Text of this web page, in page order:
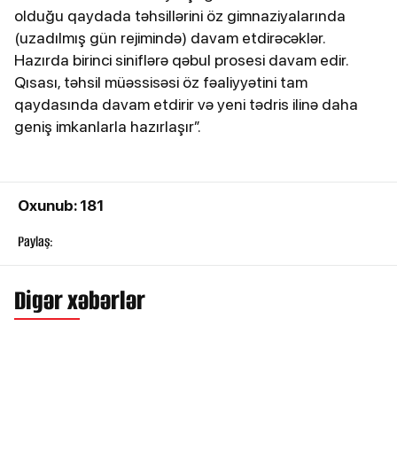
olduğu qaydada təhsillərini öz gimnaziyalarında
(uzadılmış gün rejimində) davam etdirəcəklər.
Hazırda birinci siniflərə qəbul prosesi davam edir.
Qısası, təhsil müəssisəsi öz fəaliyyətini tam
qaydasında davam etdirir və yeni tədris ilinə daha
geniş imkanlarla hazırlaşır”.
Oxunub: 181
Paylaş:
Digər xəbərlər